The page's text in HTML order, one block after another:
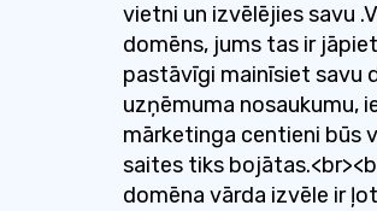
vietni un izvēlējies savu
domēns, jums tas ir
pastāvīgi mainīsiet savu
uzņēmuma nosaukumu,
mārketinga centieni būs
saites tiks
domēna vārda izvēle ir